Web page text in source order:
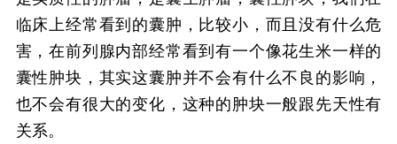
临床上经常看到的囊肿，比较小，而且没有什么危
害，在前列腺内部经常看到有一个像花生米一样的
囊性肿块，其实这囊肿并不会有什么不良的影响，
也不会有很大的变化，这种的肿块一般跟先天性有
关系。